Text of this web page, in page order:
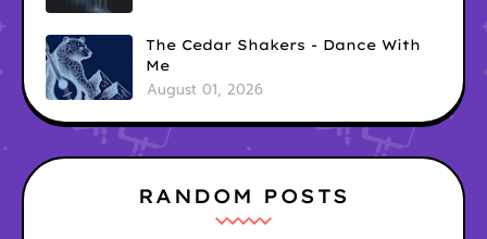
The Cedar Shakers - Dance With
Me
August 01, 2026
RANDOM POSTS